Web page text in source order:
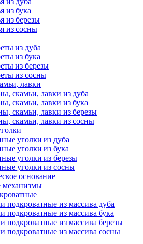
из бука
из березы
из сосны
из дуба
из бука
из березы
из сосны
лавки
скамьи, лавки из дуба
скамьи, лавки из бука
скамьи, лавки из березы
скамьи, лавки из сосны
уголки из дуба
уголки из бука
уголки из березы
уголки из сосны
основание
подкроватные из массива дуба
подкроватные из массива бука
подкроватные из массива березы
подкроватные из массива сосны